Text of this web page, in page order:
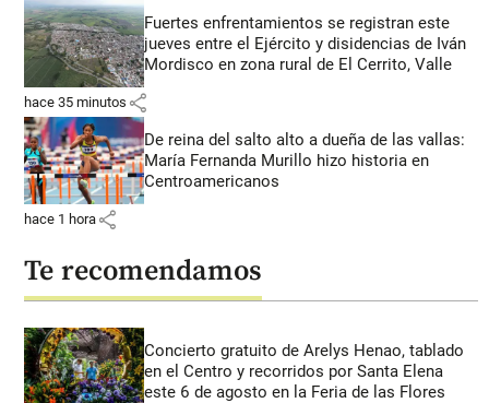
Fuertes enfrentamientos se registran este
jueves entre el Ejército y disidencias de Iván
Mordisco en zona rural de El Cerrito, Valle
hace 35 minutos share
De reina del salto alto a dueña de las vallas:
María Fernanda Murillo hizo historia en
Centroamericanos
hace 1 hora share
Te recomendamos
Concierto gratuito de Arelys Henao, tablado
en el Centro y recorridos por Santa Elena
este 6 de agosto en la Feria de las Flores